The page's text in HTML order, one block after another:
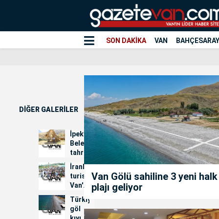
SON DAKİKA VAN BAHÇESARAY
DİĞER GALERİLER
İpekyolu
Belediyesi
tahrip
edilen
kiliseler
için
h...
İranlı
turistler
Van'daki
renk
ve
köpük
Türkiye'nin
göl
Van Gölü sahiline 3 yeni halk
plajı geliyor